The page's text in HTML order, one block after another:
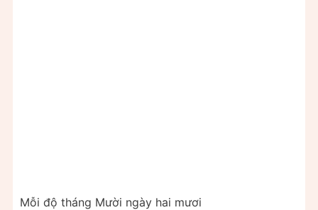
Mỗi độ tháng Mười ngày hai mươi